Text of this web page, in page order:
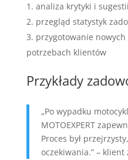
analiza krytyki i sugestii
przegląd statystyk
przygotowanie
potrzebach klientów
Przykłady
„Po wypadku
MOTOEXPERT
Proces był
oczekiwania.” – klient